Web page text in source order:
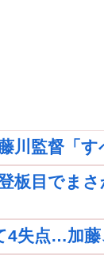
川監督「す
板目でま
4失点…加